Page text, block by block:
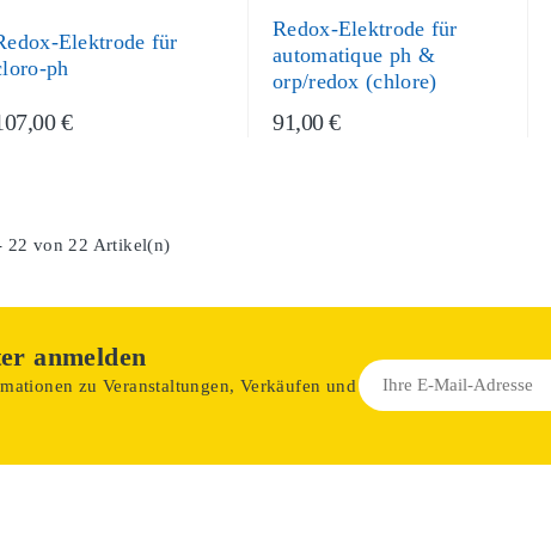
Elektrode für
ph
€
Redox-Elektrode für
automatique ph &
orp/redox (chlore)
91,00 €
22 von 22 Artikel(n)
anmelden
zu Veranstaltungen, Verkäufen und